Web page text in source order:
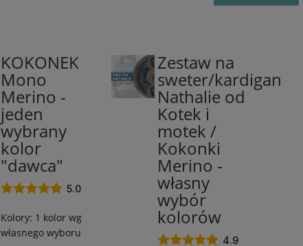
KOKONEK
Mono
Merino -
jeden
wybrany
kolor
"dawca"
wełna
merynos/50%
5.0
Kolory: 1 kolor wg
własnego wyboru
Zestaw na
sweter/kardigan
Nathalie od
Kotek i
motek /
Kokonki
Merino -
własny
wybór
kolorów
wełna
merynos/50%
4.9